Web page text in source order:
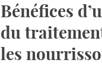
Bénéfices
du
les